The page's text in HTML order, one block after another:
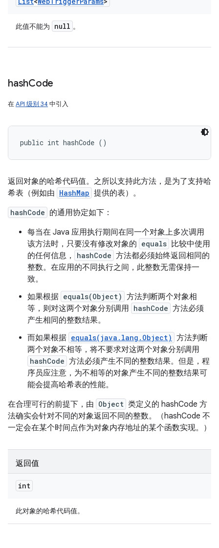
此值不能为 null 。
hashCode
在API 级别 34 中引入
public int hashCode ()
返回对象的哈希代码值。之所以支持此方法，是为了支持哈
希表（例如由 HashMap 提供的表）。
hashCode 的通用协定如下：
每当在 Java 应用执行期间在同一个对象上多次调用
该方法时，只要没有修改对象的 equals 比较中使用
的任何信息，
hashCode 方法都必须始终返回相同的
整数。在应用的不同执行之间，此整数无需保持一
致。
如果根据 equals(Object) 方法判断两个对象相
等，则对这两个对象分别调用 hashCode 方法必须
产生相同的整数结果。
而如果根据 equals(java.lang.Object) 方法判断
两个对象不相等，将不要求对这两个对象分别调用
hashCode 方法必须产生不同的整数结果。 但是，程
序员应注意，为不相等的对象产生不同的整数结果可
能会提高哈希表的性能。
在合理可行的前提下，由 Object 类定义的 hashCode 方
法确实会针对不同的对象返回不同的整数。（hashCode 不
一定会在某个时间点作为对象内存地址的某个函数实现。）
返回值
int
此对象的哈希代码值。